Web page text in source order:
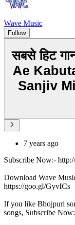
Wave Music
Follow
सबसे हिट
Ae
Sanjiv
7 years ago
Subscribe Now:-
Download Wave
https://goo.gl/GyvICs
If you like Bhojpuri
songs, Subscribe